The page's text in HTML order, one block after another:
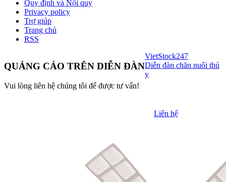
Quy định và Nội quy
Privacy policy
Trợ giúp
Trang chủ
RSS
QUẢNG CÁO TRÊN DIỄN ĐÀN
Vui lòng liên hệ chúng tôi để được tư vấn!
Liên hệ
VietStock247
Diễn đàn chăn nuôi thú
y